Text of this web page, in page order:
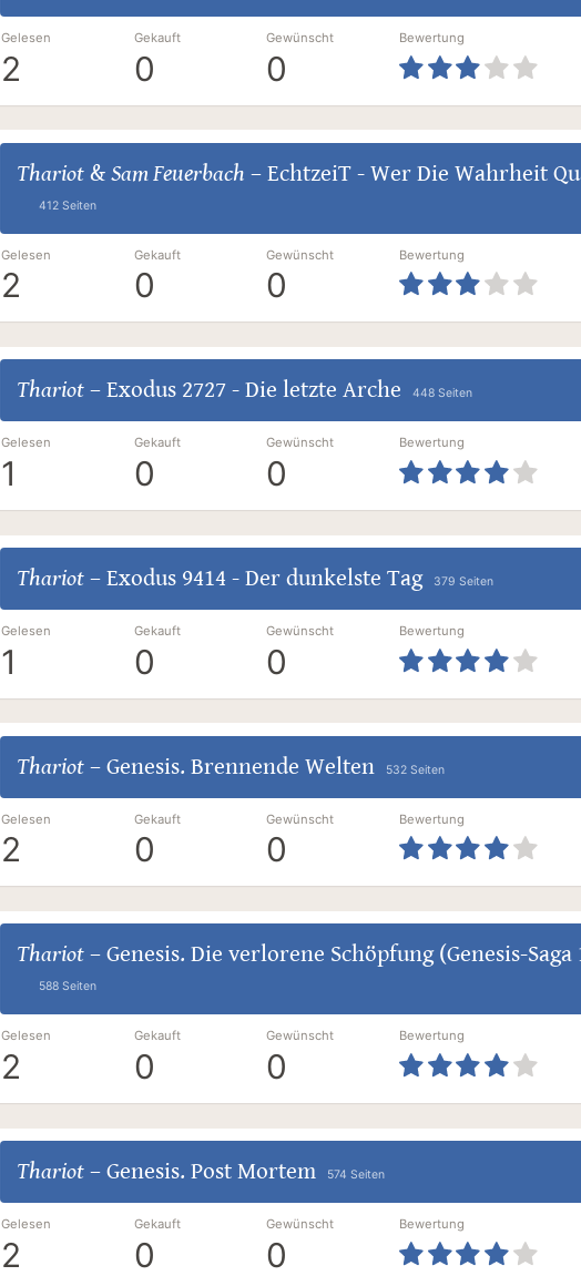
Gelesen
2
Gekauft
0
Gewünscht
0
Bewertung
Thariot& Sam Feuerbach – EchtzeiT - Wer Die Wahrheit
412 Seiten
Gelesen
2
Gekauft
0
Gewünscht
0
Bewertung
Thariot– Exodus 2727 - Die letzte Arche 448 Seiten
Gelesen
1
Gekauft
0
Gewünscht
0
Bewertung
Thariot– Exodus 9414 - Der dunkelste Tag 379 Seiten
Gelesen
1
Gekauft
0
Gewünscht
0
Bewertung
Thariot– Genesis. Brennende Welten 532 Seiten
Gelesen
2
Gekauft
0
Gewünscht
0
Bewertung
Thariot– Genesis. Die verlorene Schöpfung (Genesis-Saga
588 Seiten
Gelesen
2
Gekauft
0
Gewünscht
0
Bewertung
Thariot– Genesis. Post Mortem 574 Seiten
Gelesen
2
Gekauft
0
Gewünscht
0
Bewertung